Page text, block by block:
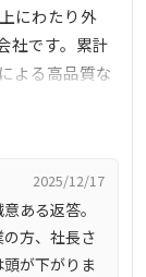
にわたり外
社です。累計
よる高品質な
よう、調査
により、優
用いることで
2025/12/17
ある返答。
方、社長さ
が下がりま